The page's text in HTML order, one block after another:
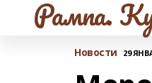
Рампа.
Новости 29